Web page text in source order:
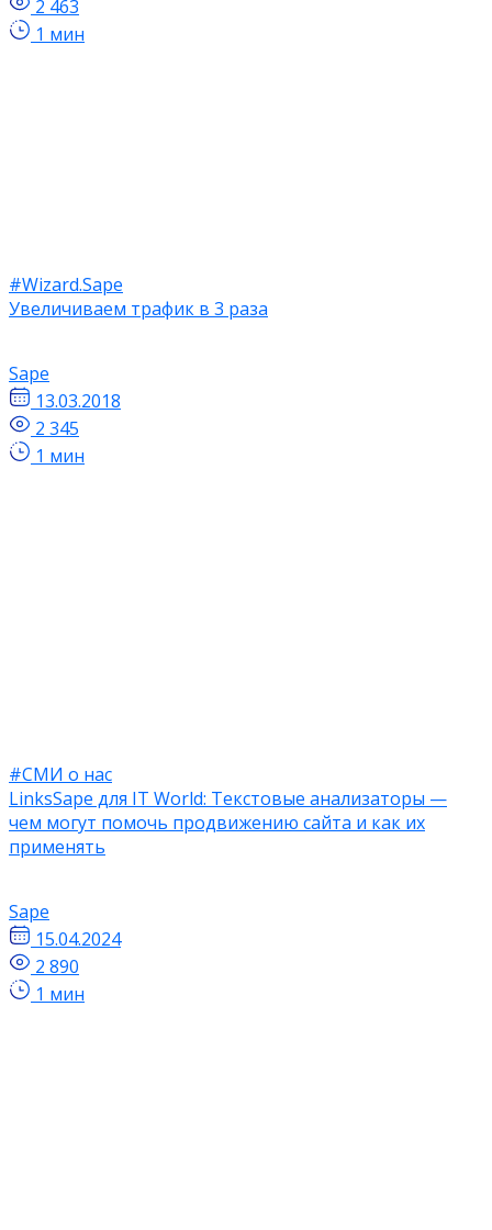
2 463
1 мин
#Wizard.Sape
Увеличиваем трафик в 3 раза
Sape
13.03.2018
2 345
1 мин
#СМИ о нас
LinksSape для IT World: Текстовые анализаторы —
чем могут помочь продвижению сайта и как их
применять
Sape
15.04.2024
2 890
1 мин